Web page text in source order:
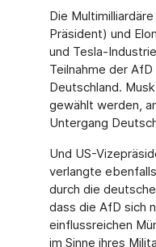
Die
Präsident) und
und Tesla-
Teilnahme der
Deutschland.
gewählt werden,
Untergang
Und US-
verlangte
durch die
dass die AfD sich
einflussreichen
im Sinne ihres